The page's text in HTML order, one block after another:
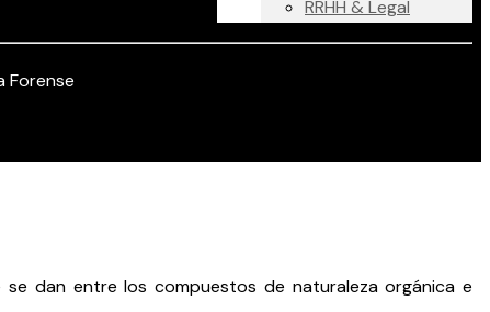
RRHH & Legal
Forense
dan entre los compuestos de naturaleza orgánica e